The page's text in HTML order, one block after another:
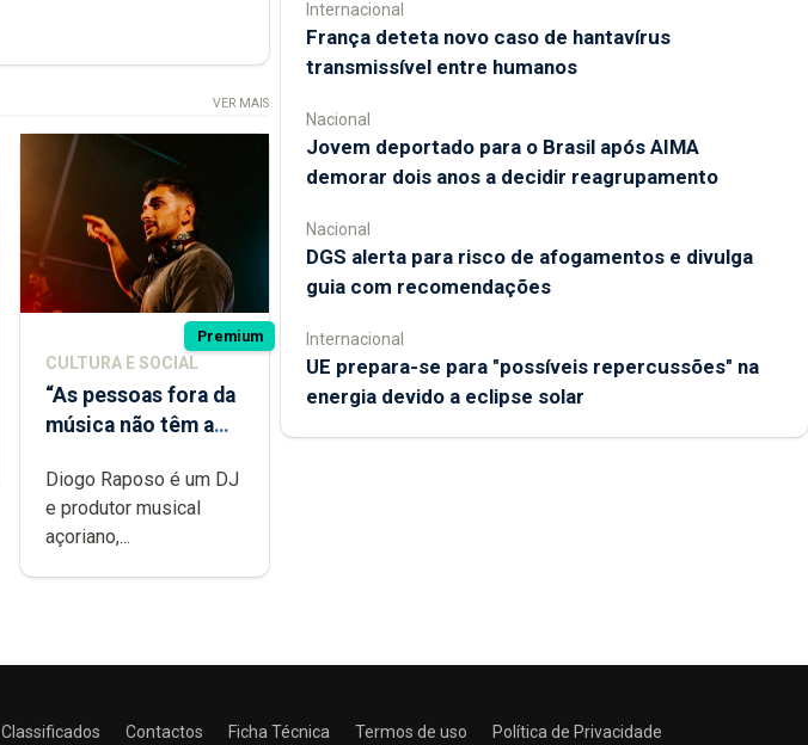
VER MAIS
Premium
CULTURA E SOCIAL
“As pessoas fora da
música não têm a
difícil é produzir
uma música”
Diogo Raposo é um DJ
e produtor musical
açoriano,...
Internacional
França deteta novo caso de hantavírus
transmissível entre humanos
Nacional
Jovem deportado para o Brasil após AIMA
demorar dois anos a decidir reagrupamento
Nacional
DGS alerta para risco de afogamentos e divulga
guia com recomendações
Internacional
UE prepara-se para "possíveis repercussões" na
energia devido a eclipse solar
Classificados Contactos Ficha Técnica Termos de uso Política de Privacidade